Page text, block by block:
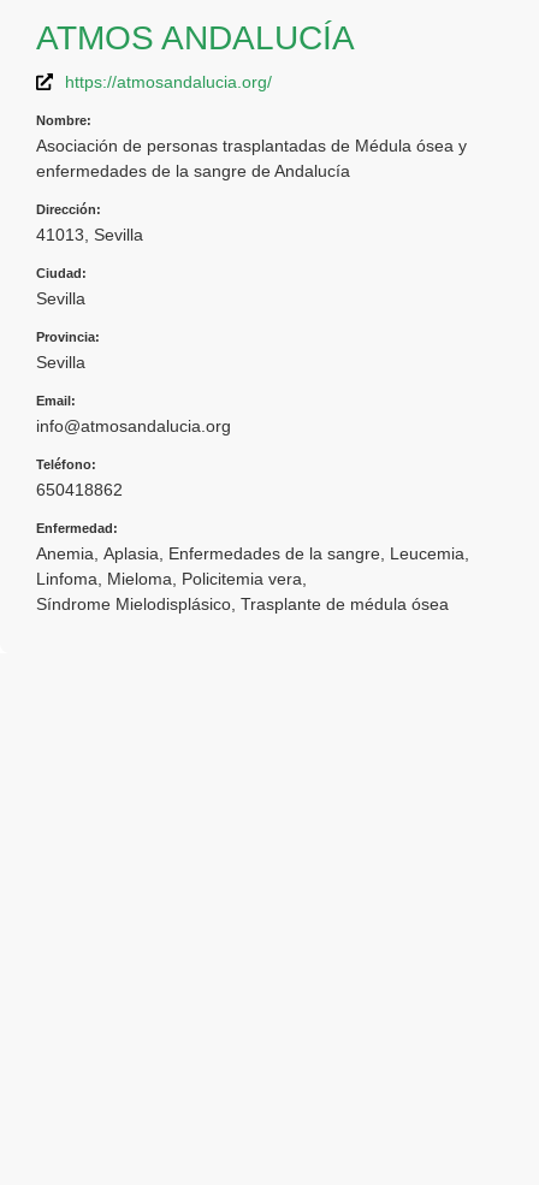
ATMOS ANDALUCÍA
https://atmosandalucia.org/
Nombre:
Asociación de personas trasplantadas de Médula ósea y
enfermedades de la sangre de Andalucía
Dirección:
41013, Sevilla
Ciudad:
Sevilla
Provincia:
Sevilla
Email:
info@atmosandalucia.org
Teléfono:
650418862
Enfermedad:
Anemia Aplasia Enfermedades de la sangre Leucemia
Linfoma
Mieloma Policitemia vera
Síndrome Mielodisplásico Trasplante de médula ósea